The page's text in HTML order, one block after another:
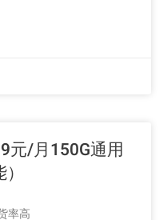
元/月150G通用
率高